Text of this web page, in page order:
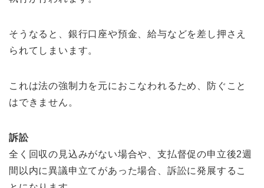
そうなると、銀行口座や預金、給与などを差し押さえ
られてしまいます。
これは法の強制力を元におこなわれるため、防ぐこと
はできません。
訴訟
全く回収の見込みがない場合や、支払督促の申立後2週
間以内に異議申立てがあった場合、訴訟に発展するこ